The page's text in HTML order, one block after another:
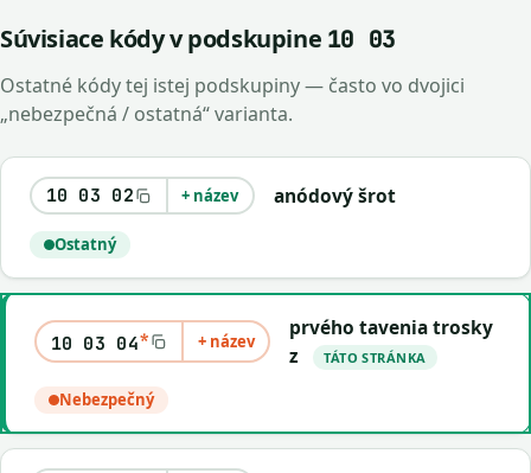
Súvisiace kódy v podskupine 10 03
Ostatné kódy tej istej podskupiny — často vo dvojici
„nebezpečná / ostatná“ varianta.
10 03 02 + název anódový šrot
Ostatný
10 03 04* + název
prvého tavenia trosky
z
TÁTO STRÁNKA
Nebezpečný